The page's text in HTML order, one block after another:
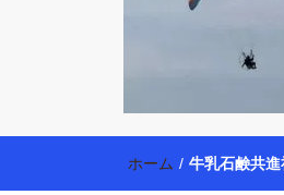
育・美容健康アイテム
ホーム / 牛乳石鹸共